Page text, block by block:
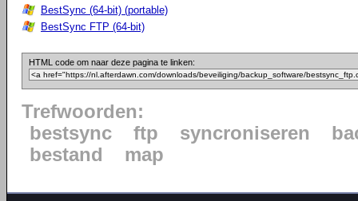
BestSync (64-bit) (portable)
BestSync FTP (64-bit)
HTML code om naar deze pagina te linken:
Trefwoorden:
bestsync
ftp syncroniseren
bestand
map